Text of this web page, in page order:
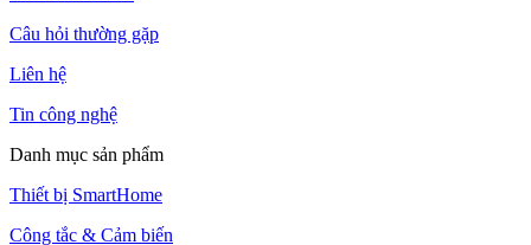
Câu hỏi thường gặp
Liên hệ
Tin công nghệ
Danh mục sản phẩm
Thiết bị SmartHome
Công tắc & Cảm biến